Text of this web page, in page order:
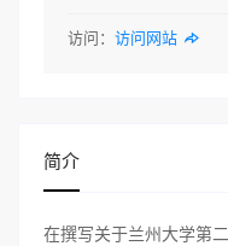
访问： 访问网站
简介
在撰写关于兰州大学第